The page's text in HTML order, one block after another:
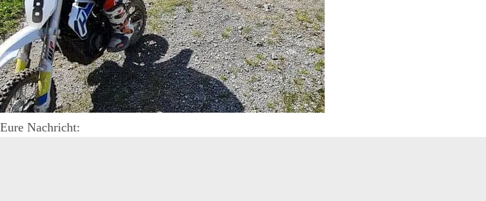
Eure Nachricht: